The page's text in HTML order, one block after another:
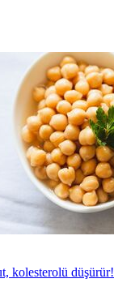
kolesterolü düşürür!